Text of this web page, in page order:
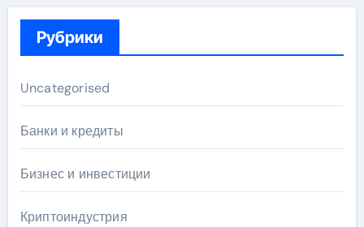
Рубрики
Uncategorised
Банки и кредиты
Бизнес и инвестиции
Криптоиндустрия